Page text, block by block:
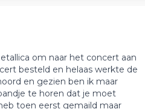
om naar het concert aan
besteld en helaas werkte de
en gezien ben ik maar
te horen dat je moet
toen eerst gemaild maar